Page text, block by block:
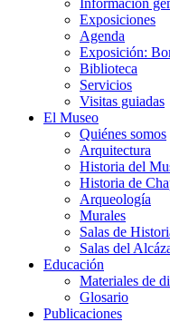
Información
Exposiciones
Agenda
Exposición:
Biblioteca
Servicios
Visitas guiadas
El Museo
Quiénes somos
Arquitectura
Historia del
Historia de
Arqueología
Murales
Salas de
Salas del
Educación
Materiales de
Glosario
Publicaciones